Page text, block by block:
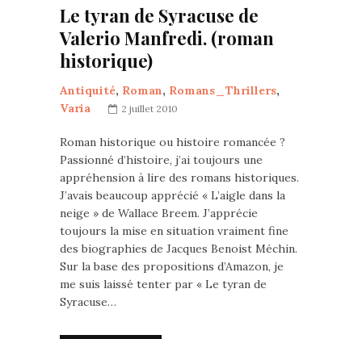
Le tyran de Syracuse de
Valerio Manfredi. (roman
historique)
Antiquité, Roman, Romans_Thrillers,
Varia
2 juillet 2010
Roman historique ou histoire romancée ?
Passionné d’histoire, j’ai toujours une
appréhension à lire des romans historiques.
J’avais beaucoup apprécié « L’aigle dans la
neige » de Wallace Breem. J’apprécie
toujours la mise en situation vraiment fine
des biographies de Jacques Benoist Méchin.
Sur la base des propositions d’Amazon, je
me suis laissé tenter par « Le tyran de
Syracuse…